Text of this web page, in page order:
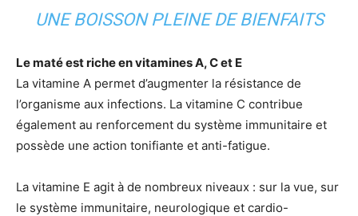
UNE BOISSON PLEINE DE BIENFAITS
Le maté est riche en vitamines A, C et E
La vitamine A permet d’augmenter la résistance de
l’organisme aux infections. La vitamine C contribue
également au renforcement du système immunitaire et
possède une action tonifiante et anti-fatigue.
La vitamine E agit à de nombreux niveaux : sur la vue, sur
le système immunitaire, neurologique et cardio-